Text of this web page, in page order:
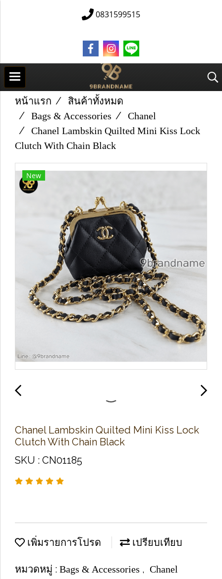
0831599515
หน้าแรก
สินค้าทั้งหมด
Bags & Accessories
Chanel
Chanel Lambskin Quilted Mini Kiss Lock
Clutch With Chain Black
New
Chanel Lambskin Quilted Mini Kiss Lock
Clutch With Chain Black
SKU : CN01185
เพิ่มรายการโปรด เปรียบเทียบ
หมวดหมู่ : Bags & Accessories , Chanel